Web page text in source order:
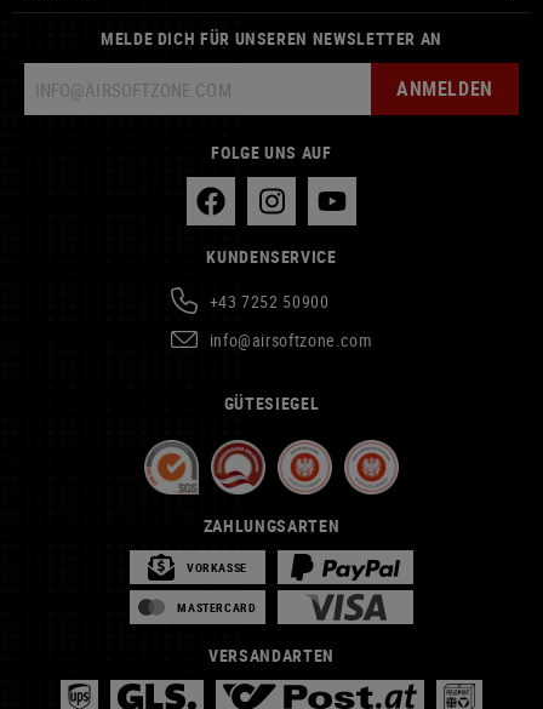
MELDE DICH FÜR UNSEREN NEWSLETTER AN
ANMELDEN
FOLGE UNS AUF
KUNDENSERVICE
+43 7252 50900
info@airsoftzone.com
GÜTESIEGEL
ZAHLUNGSARTEN
VORKASSE
MASTERCARD
VERSANDARTEN